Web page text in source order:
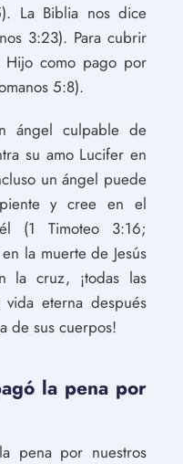
La Biblia nos dice
3:23). Para cubrir
como pago por
5:8).
ángel culpable de
su amo Lucifer en
un ángel puede
y cree en el
(1 Timoteo 3:16;
la muerte de Jesús
la cruz, ¡todas las
eterna después
de sus cuerpos!
la pena por
pena por nuestros